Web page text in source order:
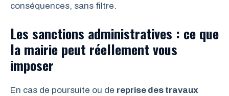
conséquences, sans filtre.
Les sanctions administratives : ce que
la mairie peut réellement vous
imposer
En cas de poursuite ou de reprise des travaux